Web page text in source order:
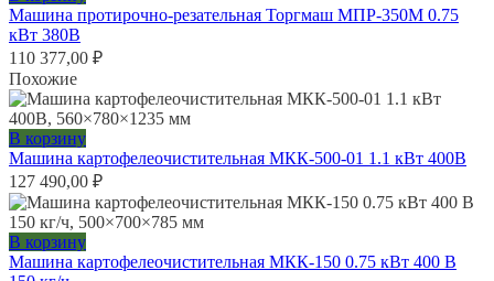
Машина протирочно-резательная Торгмаш МПР-350М 0.75
кВт 380В
110 377,00 ₽
Похожие
В корзину
Машина картофелеочистительная МКК-500-01 1.1 кВт 400В
127 490,00 ₽
В корзину
Машина картофелеочистительная МКК-150 0.75 кВт 400 В